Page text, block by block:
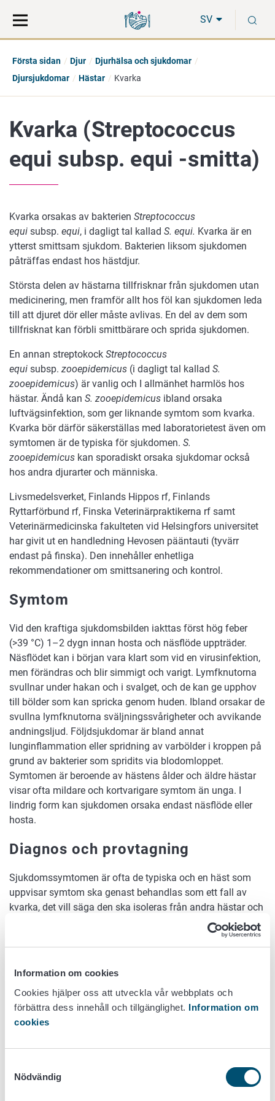
Information om cookies
Cookies hjälper oss att utveckla vår webbplats och
förbättra dess innehåll och tillgänglighet. Information om
cookies
Nödvändig
direkt
till
på
hela
SV
Första sidan Djur
Djurhälsa och sjukdomar
Djursjukdomar
Hästar Kvarka
Kvarka (Streptococcus
equi subsp. equi -smitta)
Kvarka orsakas av bakterien Streptococcus
equi subsp. equi, i dagligt tal kallad S. equi. Kvarka är en
ytterst smittsam sjukdom. Bakterien liksom sjukdomen
påträffas endast hos hästdjur.
Största delen av hästarna tillfrisknar från sjukdomen utan
medicinering, men framför allt hos föl kan sjukdomen leda
till att djuret dör eller måste avlivas. En del av dem som
tillfrisknat kan förbli smittbärare och sprida sjukdomen.
En annan streptokock Streptococcus
equi subsp. zooepidemicus (i dagligt tal kallad S.
zooepidemicus) är vanlig och I allmänhet harmlös hos
hästar. Ändå kan S. zooepidemicus ibland orsaka
luftvägsinfektion, som ger liknande symtom som kvarka.
Kvarka bör därför säkerställas med laboratorietest även om
symtomen är de typiska för sjukdomen. S.
zooepidemicus kan sporadiskt orsaka sjukdomar också
hos andra djurarter och människa.
Livsmedelsverket, Finlands Hippos rf, Finlands
Ryttarförbund rf, Finska Veterinärpraktikerna rf samt
Veterinärmedicinska fakulteten vid Helsingfors universitet
har givit ut en handledning Hevosen pääntauti (tyvärr
endast på finska). Den innehåller enhetliga
rekommendationer om smittsanering och kontrol.
Symtom
Vid den kraftiga sjukdomsbilden iakttas först hög feber
(>39 °C) 1–2 dygn innan hosta och näsflöde uppträder.
Näsflödet kan i början vara klart som vid en virusinfektion,
men förändras och blir simmigt och varigt. Lymfknutorna
svullnar under hakan och i svalget, och de kan ge upphov
till bölder som kan spricka genom huden. Ibland orsakar de
svullna lymfknutorna sväljningssvårigheter och avvikande
andningsljud. Följdsjukdomar är bland annat
lunginflammation eller spridning av varbölder i kroppen på
grund av bakterier som spridits via blodomloppet.
Symtomen är beroende av hästens ålder och äldre hästar
visar ofta mildare och kortvarigare symtom än unga. I
lindrig form kan sjukdomen orsaka endast näsflöde eller
hosta.
Diagnos och provtagning
Sjukdomssymtomen är ofta de typiska och en häst som
uppvisar symtom ska genast behandlas som ett fall av
kvarka, det vill säga den ska isoleras från andra hästar och
ett prov tas för laboratorietest. Veterinären tar prov för
bakteriologisk test av slem från näsborrarna, nässvalg, de
övre luftvägarna till exempel genom sköljning eller av
från nässvalget eller med prov som tagits genom sköljning
av luftsäckar. Laboratorietestningen (påvisande av
bakterien) räcker 2–4 arbetsdagar.
Smittvägar
Hästen smittas via munnens eller luftvägarnas slemhinnor.